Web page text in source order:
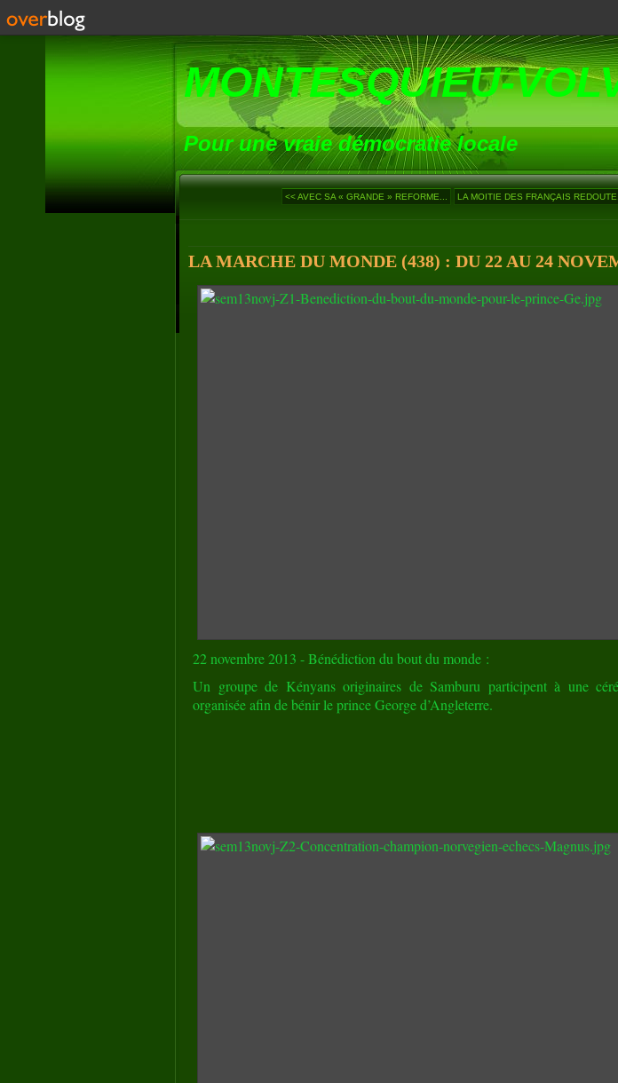
MONTESQUIEU-
Pour une vraie démocratie locale
<< AVEC SA « GRANDE » REFORME... LA MOITIE DES FRANÇAIS
LA MARCHE DU MONDE (438) : DU 22 AU 24
22 novembre 2013 - Bénédiction du bout du monde :
Un groupe de Kényans originaires de Samburu participent à une
organisée afin de bénir le prince George d’Angleterre.